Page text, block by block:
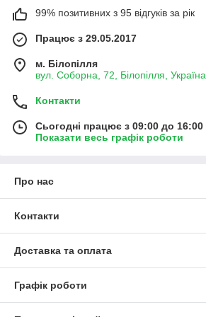
99% позитивних з 95 відгуків за рік
Працює з 29.05.2017
м. Білопілля
вул. Соборна, 72, Білопілля, Україна
Контакти
Сьогодні працює з 09:00 до 16:00
Показати весь графік роботи
Про нас
Контакти
Доставка та оплата
Графік роботи